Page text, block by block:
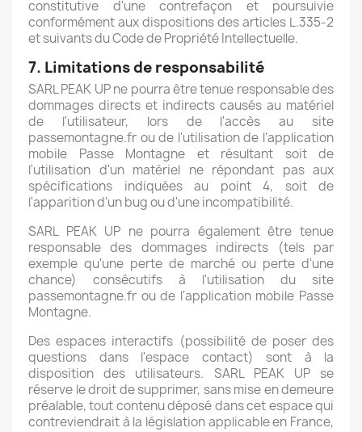
constitutive d'une contrefaçon et poursuivie
conformément aux dispositions des articles L.335-2
et suivants du Code de Propriété Intellectuelle.
7. Limitations de responsabilité
SARL PEAK UP ne pourra être tenue responsable des
dommages directs et indirects causés au matériel
de l'utilisateur, lors de l'accès au site
passemontagne.fr ou de l'utilisation de l'application
mobile Passe Montagne et résultant soit de
l'utilisation d'un matériel ne répondant pas aux
spécifications indiquées au point 4, soit de
l'apparition d'un bug ou d'une incompatibilité.
SARL PEAK UP ne pourra également être tenue
responsable des dommages indirects (tels par
exemple qu'une perte de marché ou perte d'une
chance) consécutifs à l'utilisation du site
passemontagne.fr ou de l'application mobile Passe
Montagne.
Des espaces interactifs (possibilité de poser des
questions dans l'espace contact) sont à la
disposition des utilisateurs. SARL PEAK UP se
réserve le droit de supprimer, sans mise en demeure
préalable, tout contenu déposé dans cet espace qui
contreviendrait à la législation applicable en France,